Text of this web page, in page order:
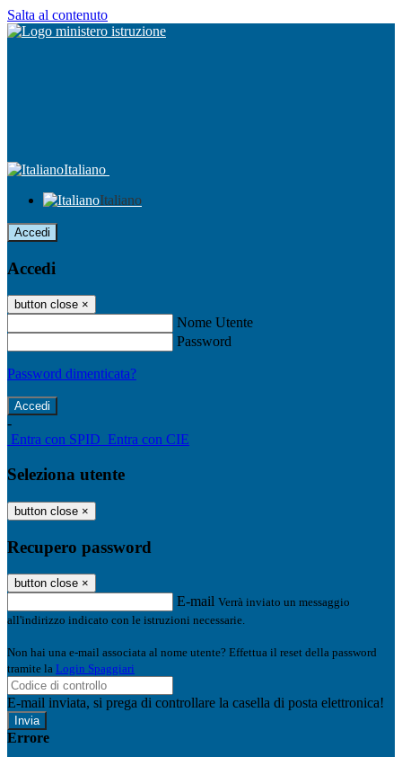
Salta al contenuto
Italiano
Italiano
Accedi
Accedi
button close ×
Nome Utente
Password
Password dimenticata?
-
Entra con SPID Entra con CIE
Seleziona utente
button close ×
Recupero password
button close ×
E-mail Verrà inviato un messaggio
all'indirizzo indicato con le istruzioni necessarie.
Non hai una e-mail associata al nome utente? Effettua il reset della password
tramite la Login Spaggiari
E-mail inviata, si prega di controllare la casella di posta elettronica!
Errore